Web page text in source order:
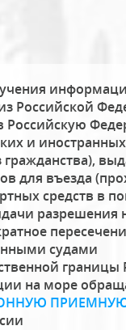
Российской
Российскую
и
гражданства),
для въезда
средств в
разрешения
судами
границы
на море